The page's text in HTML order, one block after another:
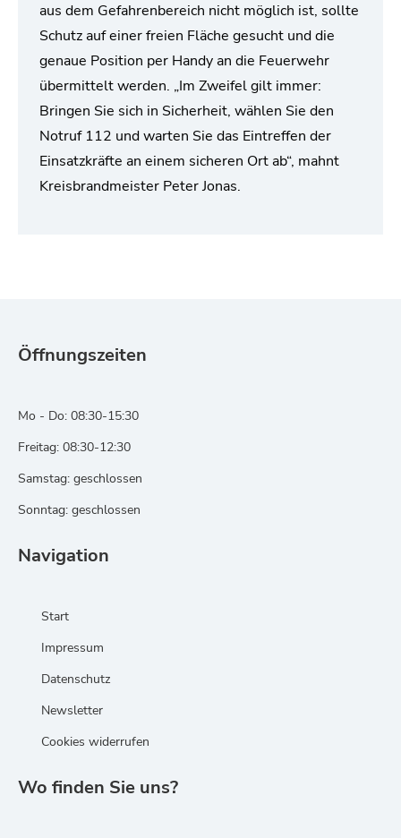
aus dem Gefahrenbereich nicht möglich ist, sollte
Schutz auf einer freien Fläche gesucht und die
genaue Position per Handy an die Feuerwehr
übermittelt werden. „Im Zweifel gilt immer:
Bringen Sie sich in Sicherheit, wählen Sie den
Notruf 112 und warten Sie das Eintreffen der
Einsatzkräfte an einem sicheren Ort ab“, mahnt
Kreisbrandmeister Peter Jonas.
Öffnungszeiten
Mo - Do: 08:30-15:30
Freitag: 08:30-12:30
Samstag: geschlossen
Sonntag: geschlossen
Navigation
Start
Impressum
Datenschutz
Newsletter
Cookies widerrufen
Wo finden Sie uns?